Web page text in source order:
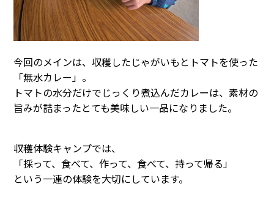
今回のメインは、収穫したじゃがいもとトマトを使った
「無水カレー」。
トマトの水分だけでじっくり煮込んだカレーは、素材の
旨みが詰まったとても美味しい一品になりました。
収穫体験キャンプでは、
「採って、食べて、作って、食べて、持って帰る」
という一連の体験を大切にしています。